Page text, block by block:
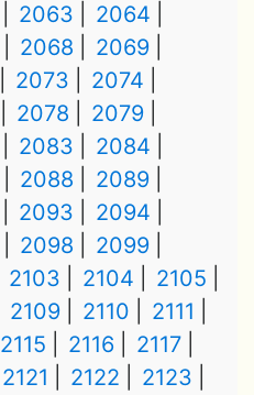
2063
2064
2068
2069
2073
2074
2078
2079
2083
2084
2088
2089
2093
2094
2098
2099
2103 2104
2105
2109 2110
2111
2115 2116
2117
2121 2122 2123